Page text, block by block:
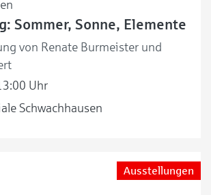
Sommer, Sonne, Elemente
von Renate Burmeister und
Uhr
Schwachhausen
Ausstellungen